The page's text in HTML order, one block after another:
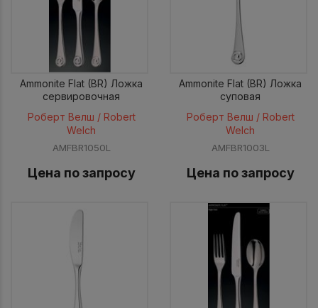
Ammonite Flat (BR) Ложка
сервировочная
Роберт Велш / Robert
Welch
AMFBR1050L
Цена по запросу
Ammonite Flat (BR) Ложка
суповая
Роберт Велш / Robert
Welch
AMFBR1003L
Цена по запросу